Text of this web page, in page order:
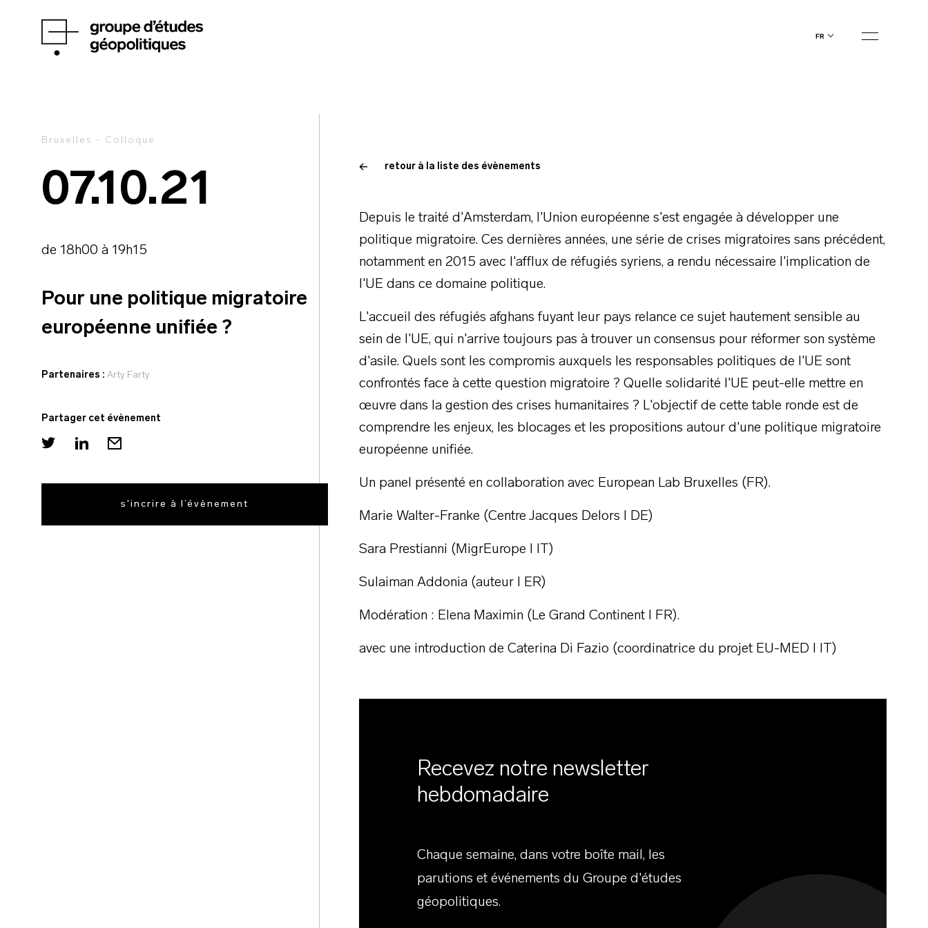
fr
07.10.21
de 18h00 à 19h15
Bruxelles - Colloque
Pour une politique migratoire
européenne unifiée ?
Partenaires : Arty Farty
Partager cet évènement
s'incrire à l’évènement
retour à la liste des évènements
Depuis le traité d'Amsterdam, l'Union européenne s'est engagée à développer une
politique migratoire. Ces dernières années, une série de crises migratoires sans précédent,
notamment en 2015 avec l'afflux de réfugiés syriens, a rendu nécessaire l'implication de
l'UE dans ce domaine politique.
L'accueil des réfugiés afghans fuyant leur pays relance ce sujet hautement sensible au
sein de l'UE, qui n'arrive toujours pas à trouver un consensus pour réformer son système
d'asile. Quels sont les compromis auxquels les responsables politiques de l'UE sont
confrontés face à cette question migratoire ? Quelle solidarité l'UE peut-elle mettre en
œuvre dans la gestion des crises humanitaires ? L'objectif de cette table ronde est de
comprendre les enjeux, les blocages et les propositions autour d'une politique migratoire
européenne unifiée.
Un panel présenté en collaboration avec European Lab Bruxelles (FR).
Marie Walter-Franke (Centre Jacques Delors I DE)
Sara Prestianni (MigrEurope I IT)
Sulaiman Addonia (auteur I ER)
Modération : Elena Maximin (Le Grand Continent I FR).
avec une introduction de Caterina Di Fazio (coordinatrice du projet EU-MED I IT)
Recevez notre newsletter
hebdomadaire
Chaque semaine, dans votre boîte mail, les
parutions et événements du Groupe d'études
géopolitiques.